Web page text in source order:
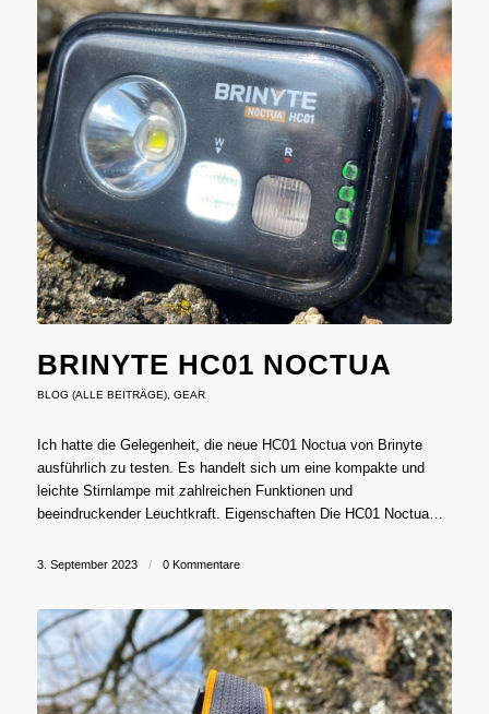
BRINYTE HC01 NOCTUA
BLOG (ALLE BEITRÄGE), GEAR
Ich hatte die Gelegenheit, die neue HC01 Noctua von Brinyte
ausführlich zu testen. Es handelt sich um eine kompakte und
leichte Stirnlampe mit zahlreichen Funktionen und
beeindruckender Leuchtkraft. Eigenschaften Die HC01 Noctua…
3. September 2023 / 0 Kommentare